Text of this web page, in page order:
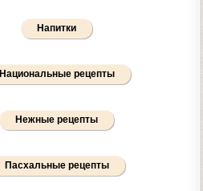
Напитки
Национальные рецепты
Нежные рецепты
Пасхальные рецепты